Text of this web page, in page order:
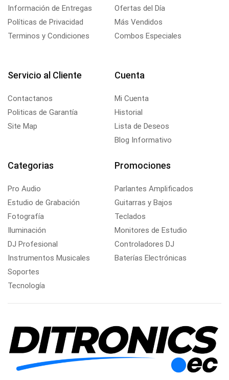
Información de Entregas
Políticas de Privacidad
Terminos y Condiciones
Ofertas del Día
Más Vendidos
Combos Especiales
Servicio al Cliente
Contactanos
Politicas de Garantía
Site Map
Cuenta
Mi Cuenta
Historial
Lista de Deseos
Blog Informativo
Categorias
Pro Audio
Estudio de Grabación
Fotografía
Iluminación
DJ Profesional
Instrumentos Musicales
Soportes
Tecnología
Promociones
Parlantes Amplificados
Guitarras y Bajos
Teclados
Monitores de Estudio
Controladores DJ
Baterías Electrónicas